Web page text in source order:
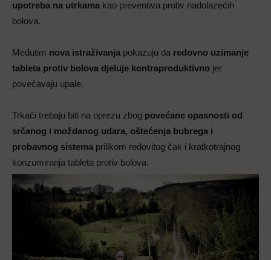
upotreba na utrkama kao preventiva protiv nadolazećih
bolova.
Međutim nova istraživanja pokazuju da redovno uzimanje
tableta protiv bolova djeluje kontraproduktivno jer
povećavaju upale.
Trkači trebaju biti na oprezu zbog povećane opasnosti od
srčanog i moždanog udara, oštećenja bubrega i
probavnog sistema prilikom redovitog čak i kratkotrajnog
konzumiranja tableta protiv bolova.